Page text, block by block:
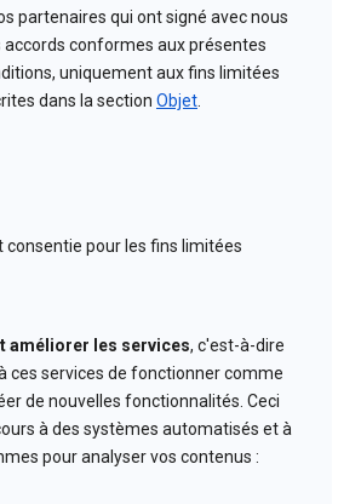
partenaires qui ont signé avec nous
accords conformes aux présentes
uniquement aux fins limitées
dans la section Objet.
consentie pour les fins limitées
améliorer les services, c'est-à-dire
ces services de fonctionner comme
de nouvelles fonctionnalités. Ceci
à des systèmes automatisés et à
pour analyser vos contenus :